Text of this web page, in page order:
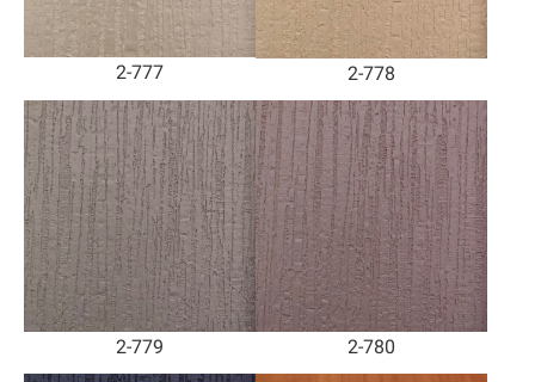
2-777 2-778
2-779 2-780